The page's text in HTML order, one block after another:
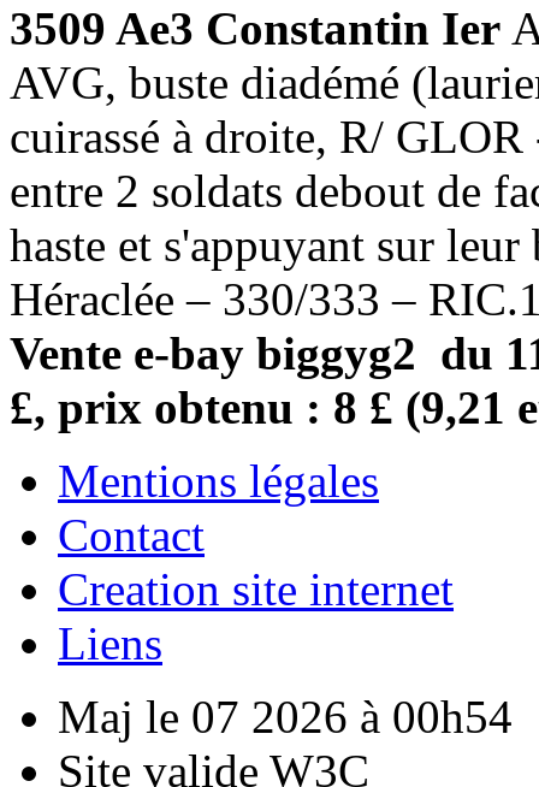
3509 Ae3 Constantin Ier
AVG, buste diadémé
cuirassé à droite, R/
entre 2 soldats debout de
haste et s'appuyant sur
Héraclée – 330/333 –
Vente e-bay biggyg2 du
£, prix obtenu : 8 £ (9,21
Mentions légales
Contact
Creation site internet
Liens
Maj le 07 2026 à 00h54
Site valide W3C